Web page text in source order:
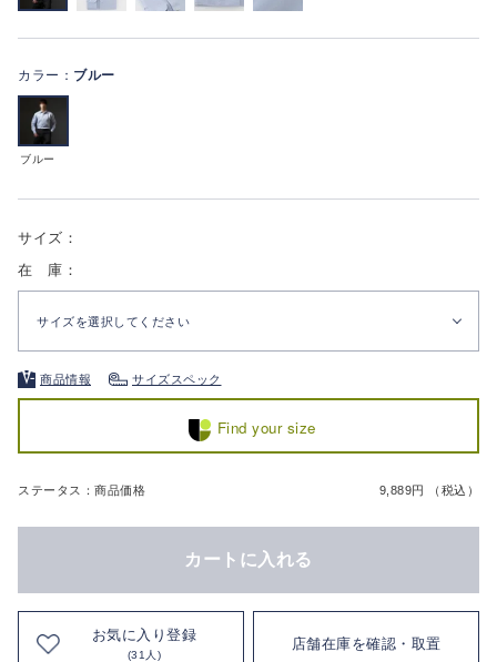
カラー： ブルー
ブルー
サイズ：
在 庫：
サイズを選択してください
商品情報 サイズスペック
Find your size
ステータス：商品価格 9,889円 （税込）
カートに入れる
お気に入り登録
(31人)
店舗在庫を確認・取置